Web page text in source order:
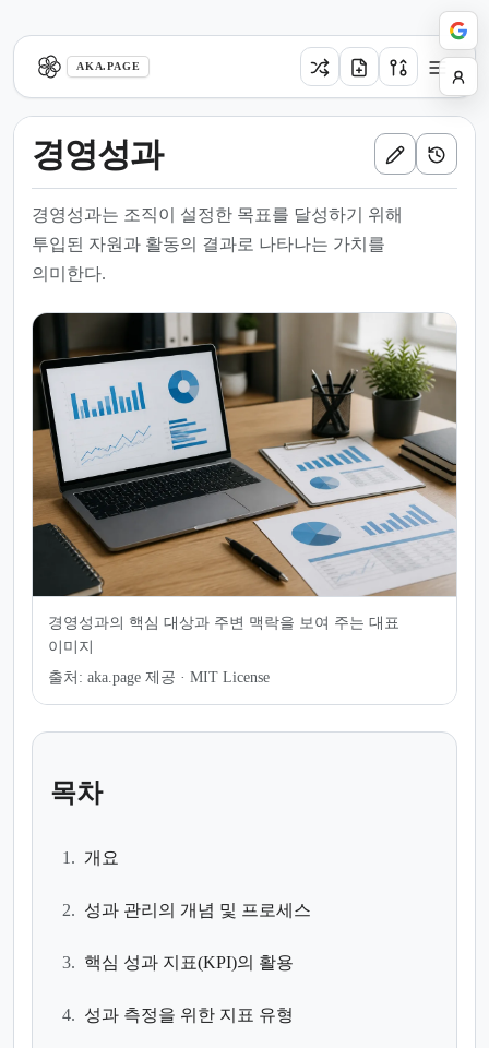
AKA.PAGE
경영성과
경영성과는 조직이 설정한 목표를 달성하기 위해
투입된 자원과 활동의 결과로 나타나는 가치를
의미한다.
경영성과의 핵심 대상과 주변 맥락을 보여 주는 대표
이미지
출처: aka.page 제공 · MIT License
목차
1. 개요
2. 성과 관리의 개념 및 프로세스
3. 핵심 성과 지표(KPI)의 활용
4. 성과 측정을 위한 지표 유형